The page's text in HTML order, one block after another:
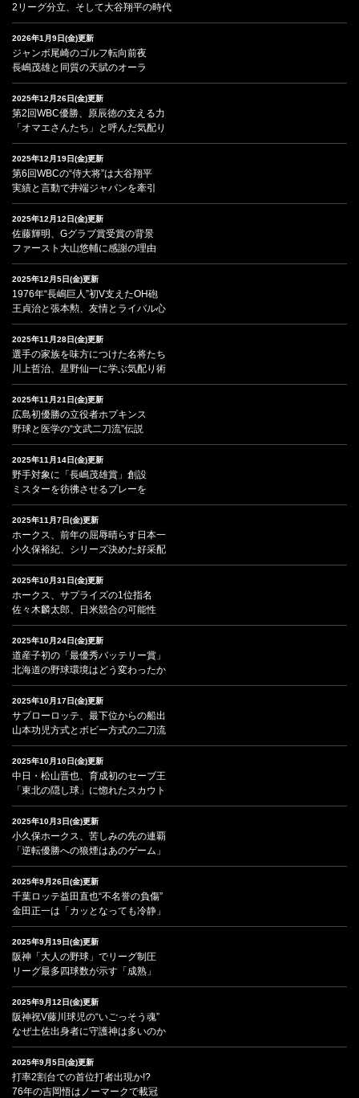
2リーグ分立、そして大谷翔平の時代
2026年1月9日(金)更新
ジャンボ尾崎のゴルフ転向前夜
長嶋茂雄と同質の天賦のオーラ
2025年12月26日(金)更新
第2回WBC優勝、原辰徳の支える力
「オマエさんたち」と呼んだ気配り
2025年12月19日(金)更新
第6回WBCの“侍大将”は大谷翔平
実績と言動で井端ジャパンを牽引
2025年12月12日(金)更新
佐藤輝明、Gグラブ賞受賞の背景
ファースト大山悠輔に感謝の理由
2025年12月5日(金)更新
1976年“長嶋巨人”初V支えたOH砲
王貞治と張本勲、友情とライバル心
2025年11月28日(金)更新
選手の家族を味方につけた名将たち
川上哲治、星野仙一に学ぶ気配り術
2025年11月21日(金)更新
広島初優勝の立役者ホプキンス
野球と医学の“文武二刀流”伝説
2025年11月14日(金)更新
野手対象に「長嶋茂雄賞」創設
ミスターを彷彿させるプレーを
2025年11月7日(金)更新
ホークス、前年の屈辱晴らす日本一
小久保裕紀、シリーズ決めた好采配
2025年10月31日(金)更新
ホークス、サプライズの1位指名
佐々木麟太郎、日米競合の可能性
2025年10月24日(金)更新
道産子初の「最優秀バッテリー賞」
北海道の野球環境はどう変わったか
2025年10月17日(金)更新
サブローロッテ、最下位からの船出
山本功児方式とボビー方式の二刀流
2025年10月10日(金)更新
中日・松山晋也、育成初のセーブ王
「東北の隠し球」に惚れたスカウト
2025年10月3日(金)更新
小久保ホークス、苦しみの先の連覇
「逆転優勝への狼煙はあのゲーム」
2025年9月26日(金)更新
千葉ロッテ益田直也“不名誉の負傷”
金田正一は「カッとなっても冷静」
2025年9月19日(金)更新
阪神「大人の野球」でリーグ制圧
リーグ最多四球数が示す「成熟」
2025年9月12日(金)更新
阪神祝V藤川球児の“いごっそう魂”
なぜ土佐出身者に守護神は多いのか
2025年9月5日(金)更新
打率2割台での首位打者出現か!?
76年の吉岡悟はノーマークで載冠